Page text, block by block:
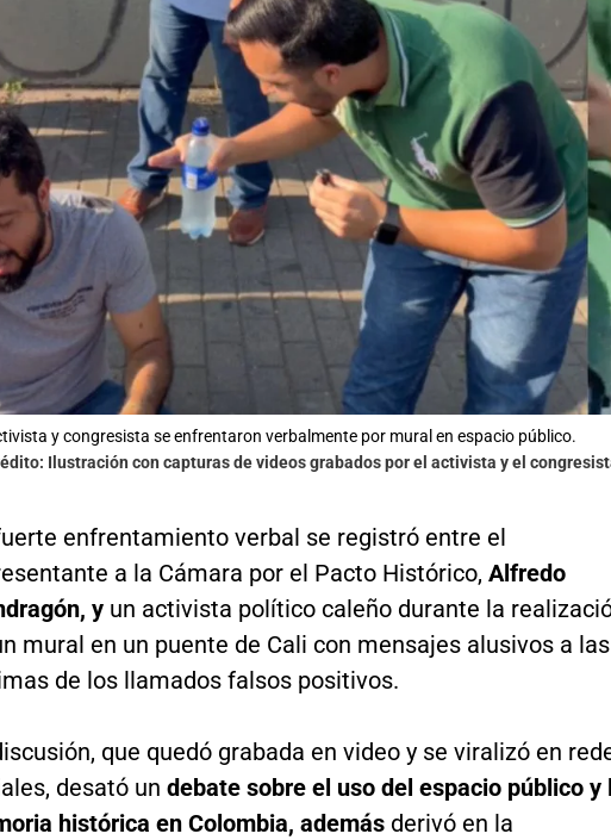
y congresista se enfrentaron verbalmente por mural en espacio público.
Ilustración con capturas de videos grabados por el activista y el
enfrentamiento verbal se registró entre el
a la Cámara por el Pacto Histórico, Alfredo
yun activista político caleño durante la
mural en un puente de Cali con mensajes alusivos a las
de los llamados falsos positivos.
que quedó grabada en video y se viralizó en
desató un debate sobre el uso del espacio público y
histórica en Colombia, ademásderivó en la